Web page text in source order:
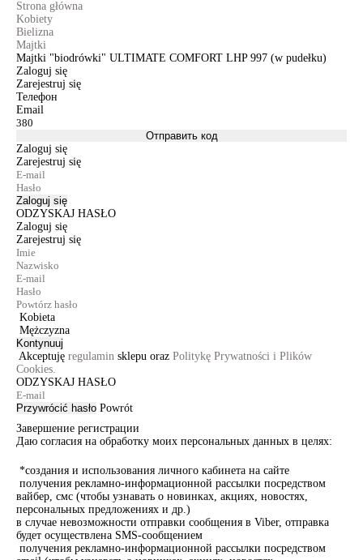
Strona główna
Kobiety
Bielizna
Majtki
Majtki "biodrówki" ULTIMATE COMFORT LHP 997 (w pudełku)
Zaloguj się
Zarejestruj się
Телефон
Email
Отправить код
Zaloguj się
Zarejestruj się
Zaloguj się
ODZYSKAJ HASŁO
Zaloguj się
Zarejestruj się
Kobieta
Mężczyzna
Kontynuuj
Akceptuję regulamin sklepu oraz Politykę Prywatności i Plików
Cookies.
ODZYSKAJ HASŁO
Przywrócić hasło Powrót
Завершение регистрации
Даю согласия на обработку моих персональных данных в целях:
*создания и использования личного кабинета на сайте
получения рекламно-информационной рассылки посредством
вайбер, смс (чтобы узнавать о новинках, акциях, новостях,
персональных предложениях и др.)
в случае невозможности отправки сообщения в Viber, отправка
будет осуществлена SMS-сообщением
получения рекламно-информационной рассылки посредством